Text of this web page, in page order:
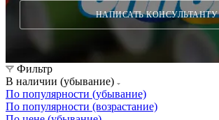
НАПИСАТЬ КОНСУЛЬТАНТУ
Фильтр
В наличии (убывание)
По популярности (убывание)
По популярности (возрастание)